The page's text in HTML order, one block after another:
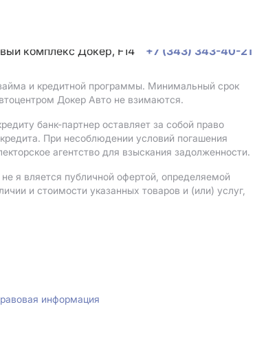
комплекс Докер, F14
+7 (343) 343-40-21
и кредитной программы. Минимальный срок
Докер Авто не взимаются.
банк-партнер оставляет за собой право
При несоблюдении условий погашения
агентство для взыскания задолженности.
я вляется публичной офертой, определяемой
и стоимости указанных товаров и (или) услуг,
информация